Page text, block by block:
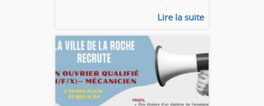
Lire la suite